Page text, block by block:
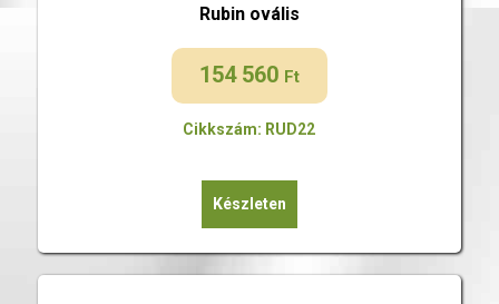
Rubin ovális
154 560 Ft
Cikkszám: RUD22
Készleten